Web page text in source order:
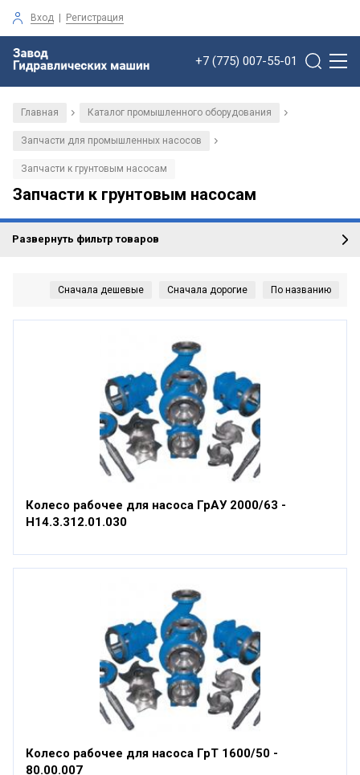
Вход | Регистрация
+7 (775) 007-55-01
Главная / Каталог промышленного оборудования /
Запчасти для промышленных насосов /
Запчасти к грунтовым насосам
Запчасти к грунтовым насосам
Развернуть фильтр товаров
Колесо рабочее для насоса ГрАУ 2000/63 -
Н14.3.312.01.030
Колесо рабочее для насоса ГрТ 1600/50 -
80.00.007